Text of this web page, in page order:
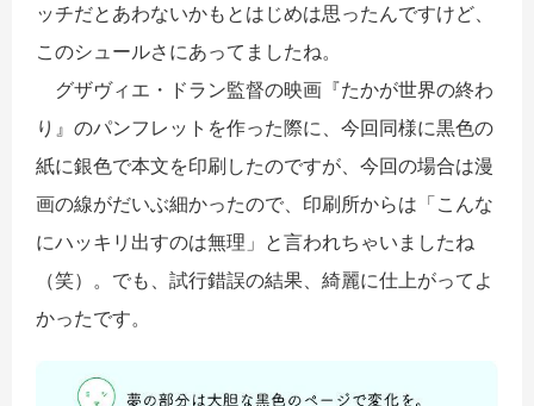
ッチだとあわないかもとはじめは思ったんですけど、
このシュールさにあってましたね。
グザヴィエ・ドラン監督の映画『たかが世界の終わ
り』のパンフレットを作った際に、今回同様に黒色の
紙に銀色で本文を印刷したのですが、今回の場合は漫
画の線がだいぶ細かったので、印刷所からは「こんな
にハッキリ出すのは無理」と言われちゃいましたね
（笑）。でも、試行錯誤の結果、綺麗に仕上がってよ
かったです。